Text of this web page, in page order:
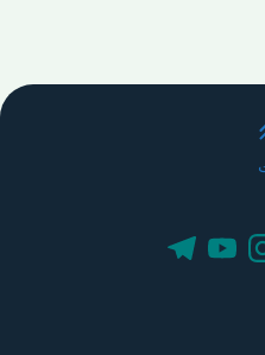
بالتمرير لأعلى